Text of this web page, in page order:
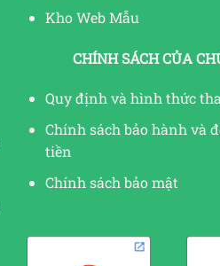
Kho Web Mẫu
CHÍNH SÁCH CỦA
Quy định và hình thức
Chính sách bảo hành và
tiền
Chính sách bảo mật